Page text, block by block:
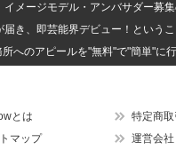
メージモデル・アンバサダー募
き、即芸能界デビュー！というこ
へのアピールを"無料"で"簡単"に行
とは
マップ
特定商
運営会社